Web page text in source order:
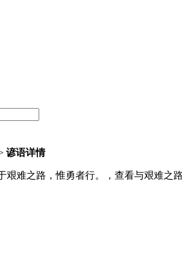
谚语详情
艰难之路，惟勇者行。，查看与艰难之